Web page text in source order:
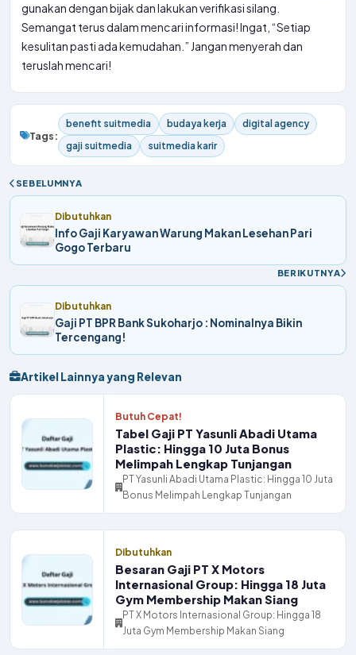
gunakan dengan bijak dan lakukan verifikasi silang.
Semangat terus dalam mencari informasi! Ingat, “Setiap
kesulitan pasti ada kemudahan.” Jangan menyerah dan
teruslah mencari!
Tags:
benefit suitmedia budaya kerja
digital agency
gaji suitmedia
suitmedia karir
SEBELUMNYA
Dibutuhkan
Info Gaji Karyawan Warung Makan Lesehan Pari
Gogo Terbaru
BERIKUTNYA
Dibutuhkan
Gaji PT BPR Bank Sukoharjo : Nominalnya Bikin
Tercengang!
Artikel Lainnya yang Relevan
Butuh Cepat!
Tabel Gaji PT Yasunli Abadi Utama
Plastic: Hingga 10 Juta Bonus
Melimpah Lengkap Tunjangan
PT Yasunli Abadi Utama Plastic: Hingga 10 Juta
Bonus Melimpah Lengkap Tunjangan
Dibutuhkan
Besaran Gaji PT X Motors
Internasional Group: Hingga 18 Juta
Gym Membership Makan Siang
PT X Motors Internasional Group: Hingga 18
Juta Gym Membership Makan Siang